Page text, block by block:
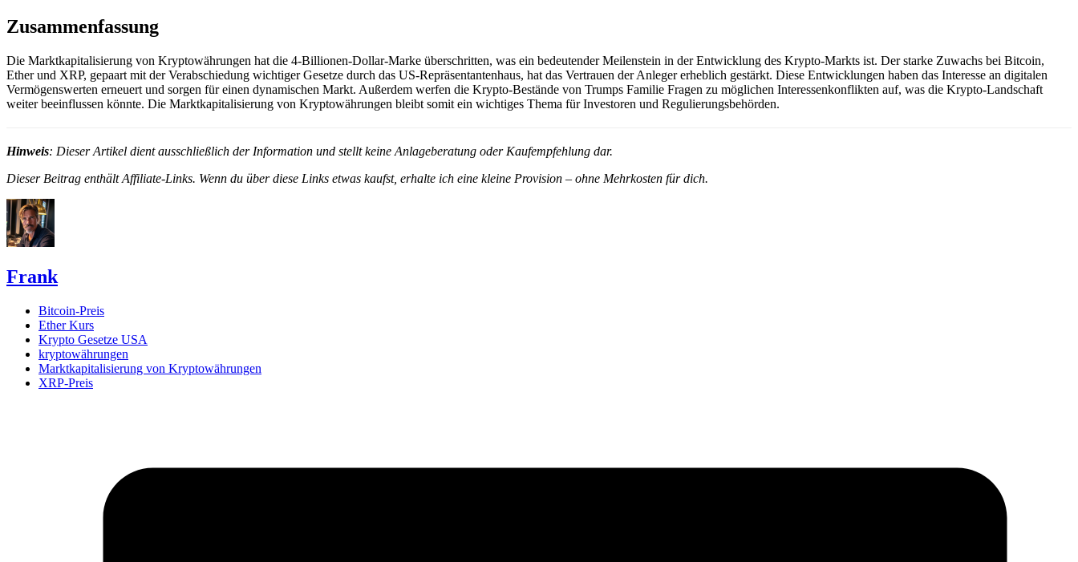
Zusammenfassung
Die Marktkapitalisierung von Kryptowährungen hat die 4-Billionen-Dollar-Marke überschritten, was ein bedeutender Meilenstein in der Entwicklung des Krypto-Markts ist. Der starke Zuwachs bei Bitcoin,
Ether und XRP, gepaart mit der Verabschiedung wichtiger Gesetze durch das US-Repräsentantenhaus, hat das Vertrauen der Anleger erheblich gestärkt. Diese Entwicklungen haben das Interesse an digitalen
Vermögenswerten erneuert und sorgen für einen dynamischen Markt. Außerdem werfen die Krypto-Bestände von Trumps Familie Fragen zu möglichen Interessenkonflikten auf, was die Krypto-Landschaft
weiter beeinflussen könnte. Die Marktkapitalisierung von Kryptowährungen bleibt somit ein wichtiges Thema für Investoren und Regulierungsbehörden.
Hinweis: Dieser Artikel dient ausschließlich der Information und stellt keine Anlageberatung oder Kaufempfehlung dar.
Dieser Beitrag enthält Affiliate-Links. Wenn du über diese Links etwas kaufst, erhalte ich eine kleine Provision – ohne Mehrkosten für dich.
Frank
Bitcoin-Preis
Ether Kurs
Krypto Gesetze USA
kryptowährungen
Marktkapitalisierung von Kryptowährungen
XRP-Preis